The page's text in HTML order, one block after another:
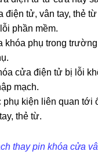
điện tử, vân tay, thẻ
phần mềm.
khóa phụ trong
cửa điện tử bị lỗi
mạch.
phụ kiện liên quan tới
thẻ từ.
thay pin khóa cửa